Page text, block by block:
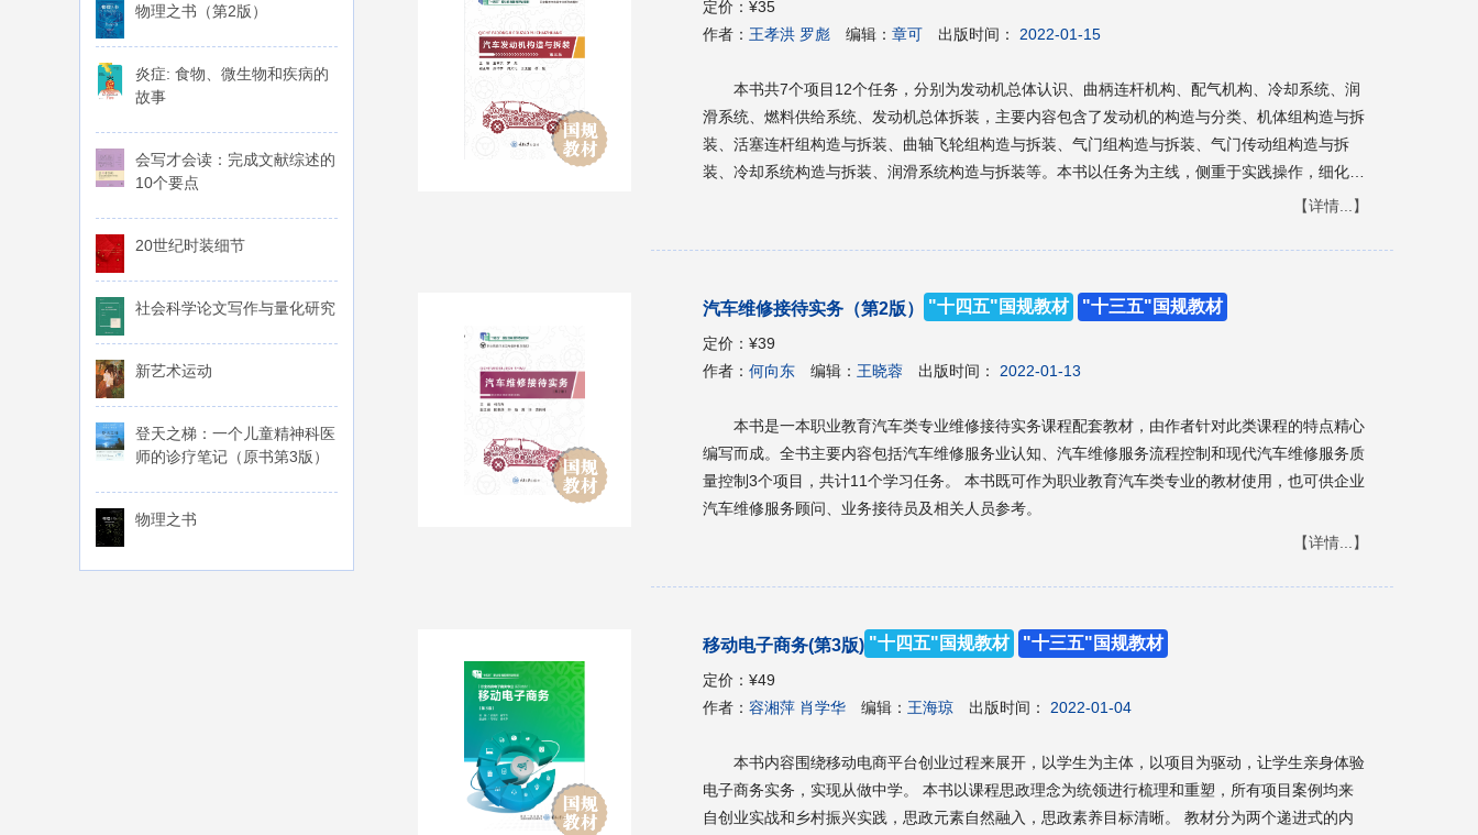
物理之书（第2版）
炎症: 食物、微生物和疾病的
故事
会写才会读：完成文献综述的
10个要点
20世纪时装细节
社会科学论文写作与量化研究
新艺术运动
登天之梯：一个儿童精神科医
师的诊疗笔记（原书第3版）
物理之书
定价：¥35
作者：王孝洪 罗彪 编辑：章可 出版时间： 2022-01-15
本书共7个项目12个任务，分别为发动机总体认识、曲柄连杆机构、配气机构、冷却系统、润
滑系统、燃料供给系统、发动机总体拆装，主要内容包含了发动机的构造与分类、机体组构造与拆
装、活塞连杆组构造与拆装、曲轴飞轮组构造与拆装、气门组构造与拆装、气门传动组构造与拆
装、冷却系统构造与拆装、润滑系统构造与拆装等。本书以任务为主线，侧重于实践操作，细化了
操作步骤并且配有大量的操作过程图片，而且还配有大量的操作视频，可以通过手机扫码观看，也
专业的教材，也可作为汽车维修技术人员的参考书。
【详情...】
汽车维修接待实务（第2版） "十四五"国规教材 "十三五"国规教材
定价：¥39
作者：何向东 编辑：王晓蓉 出版时间： 2022-01-13
本书是一本职业教育汽车类专业维修接待实务课程配套教材，由作者针对此类课程的特点精心
编写而成。全书主要内容包括汽车维修服务业认知、汽车维修服务流程控制和现代汽车维修服务质
量控制3个项目，共计11个学习任务。 本书既可作为职业教育汽车类专业的教材使用，也可供企业
汽车维修服务顾问、业务接待员及相关人员参考。
【详情...】
移动电子商务(第3版) "十四五"国规教材 "十三五"国规教材
定价：¥49
作者：容湘萍 肖学华 编辑： 王海琼 出版时间： 2022-01-04
本书内容围绕移动电商平台创业过程来展开，以学生为主体，以项目为驱动，让学生亲身体验
电子商务实务，实现从做中学。 本书以课程思政理念为统领进行梳理和重塑，所有项目案例均来
自创业实战和乡村振兴实践，思政元素自然融入，思政素养目标清晰。 教材分为两个递进式的内